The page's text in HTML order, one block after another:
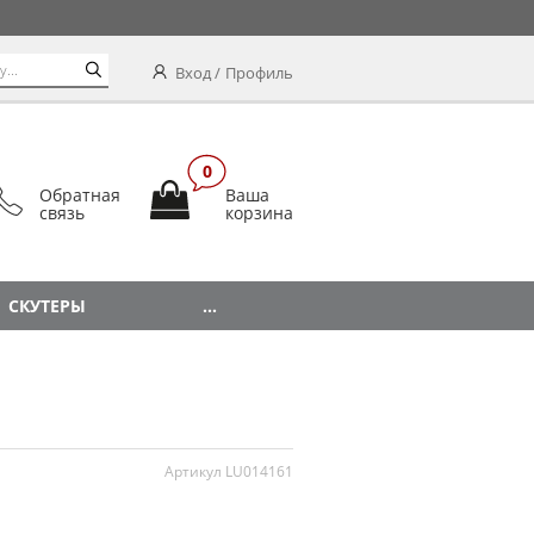
Вход Профиль
0
Ваша
корзина
Обратная
связь
СКУТЕРЫ ...
Артикул LU014161